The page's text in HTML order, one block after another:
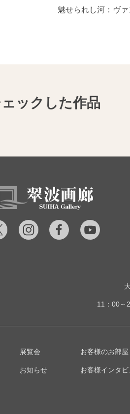
魅せられし河：ヴ
ックした作品
11：00～
展覧会
お知らせ
お客様のお部屋
お客様インタビ